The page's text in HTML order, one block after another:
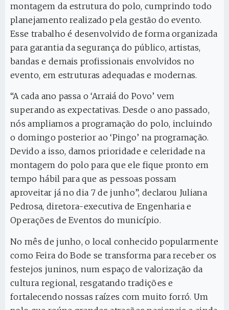
montagem da estrutura do polo, cumprindo todo
planejamento realizado pela gestão do evento.
Esse trabalho é desenvolvido de forma organizada
para garantia da segurança do público, artistas,
bandas e demais profissionais envolvidos no
evento, em estruturas adequadas e modernas.
“A cada ano passa o ‘Arraiá do Povo’ vem
superando as expectativas. Desde o ano passado,
nós ampliamos a programação do polo, incluindo
o domingo posterior ao ‘Pingo’ na programação.
Devido a isso, damos prioridade e celeridade na
montagem do polo para que ele fique pronto em
tempo hábil para que as pessoas possam
aproveitar já no dia 7 de junho”, declarou Juliana
Pedrosa, diretora-executiva de Engenharia e
Operações de Eventos do município.
No mês de junho, o local conhecido popularmente
como Feira do Bode se transforma para receber os
festejos juninos, num espaço de valorização da
cultura regional, resgatando tradições e
fortalecendo nossas raízes com muito forró. Um